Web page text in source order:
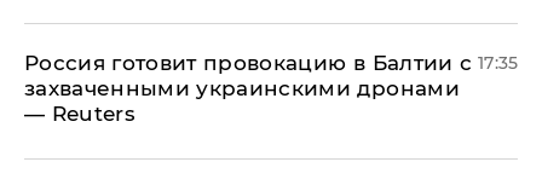
​Россия готовит провокацию в Балтии с
захваченными украинскими дронами
— Reuters
17:35